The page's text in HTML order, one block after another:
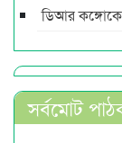
ডিআর কঙ্গোকে
সর্বমোট